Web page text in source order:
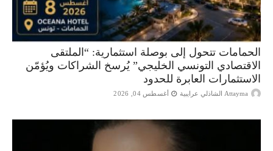
الحمامات تتحول إلى بوصلة استثمارية: “الملتقى
الاقتصادي التونسي الخليجي” يُرسخ الشراكات ويُؤمّن
الاستثمارات العابرة للحدود
Attayma الشاذلي عرايبية أغسطس 04, 2026